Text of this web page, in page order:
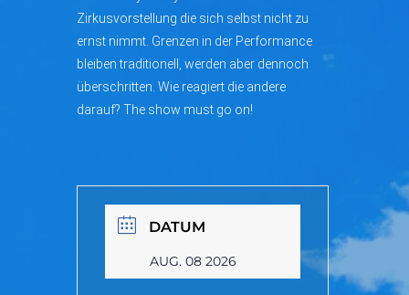
Zirkusvorstellung die sich selbst nicht zu
ernst nimmt. Grenzen in der Performance
bleiben traditionell, werden aber dennoch
überschritten. Wie reagiert die andere
darauf? The show must go on!
DATUM
AUG. 08 2026